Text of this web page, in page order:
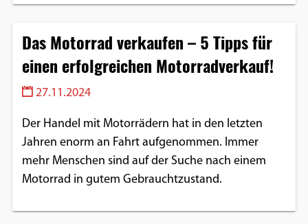
Das Motorrad verkaufen – 5 Tipps für
einen erfolgreichen Motorradverkauf!
27.11.2024
Der Handel mit Motorrädern hat in den letzten
Jahren enorm an Fahrt aufgenommen. Immer
mehr Menschen sind auf der Suche nach einem
Motorrad in gutem Gebrauchtzustand.